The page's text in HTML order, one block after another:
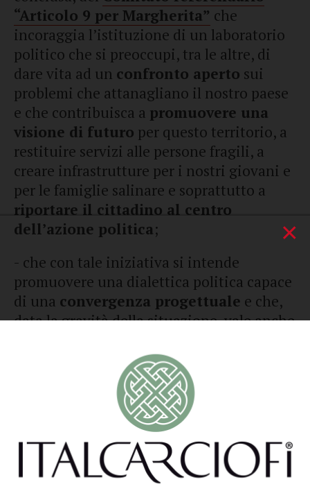
“Articolo 9 per Margherita” che
incoraggia l’istituzione di un laboratorio
politico che si preoccupi, tra le altre, di
dare vita ad un confronto aperto sui
problemi che attanagliano il nostro paese
e che contribuisca a promuovere una
visione di futuro per questo territorio, a
restituire servizi alle persone fragili, a
creare infrastrutture per i nostri giovani e
per le famiglie salinare e soprattutto a
riportare il cittadino al centro
dell’azione politica;
- che con tale iniziativa si intende
promuovere una dialettica politica capace
di una convergenza progettuale e che,
data la gravità della situazione, vale anche
frontale fra i vari schieramenti che
esporrebbe il paese e gli elettori ad una
scelta poco consapevole oltre ad
accrescere la sfiducia dei cittadini nei
confronti della politica;
- che saremo presenti alle prossime
elezioni amministrative del 2023
×